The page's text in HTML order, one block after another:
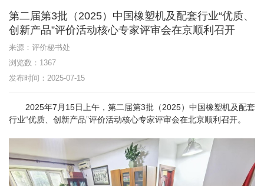
第二届第3批（2025）中国橡塑机及配套行业“优质、
创新产品”评价活动核心专家评审会在京顺利召开
来源：评价秘书处
浏览数：1367
发布时间：2025-07-15
2025年7月15日上午，第二届第3批（2025）中国橡塑机及配套
行业“优质、创新产品”评价活动核心专家评审会在北京顺利召开。